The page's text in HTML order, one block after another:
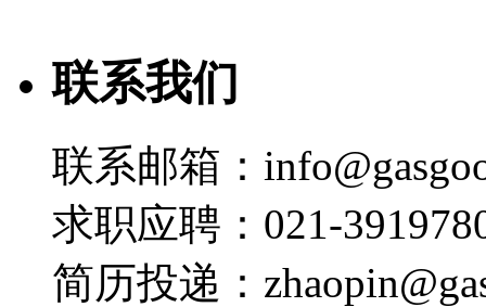
联系我们
联系邮箱：
求职应聘：021-
简历投递：